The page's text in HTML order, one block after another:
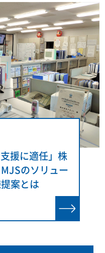
に適任」株
のソリュー
とは